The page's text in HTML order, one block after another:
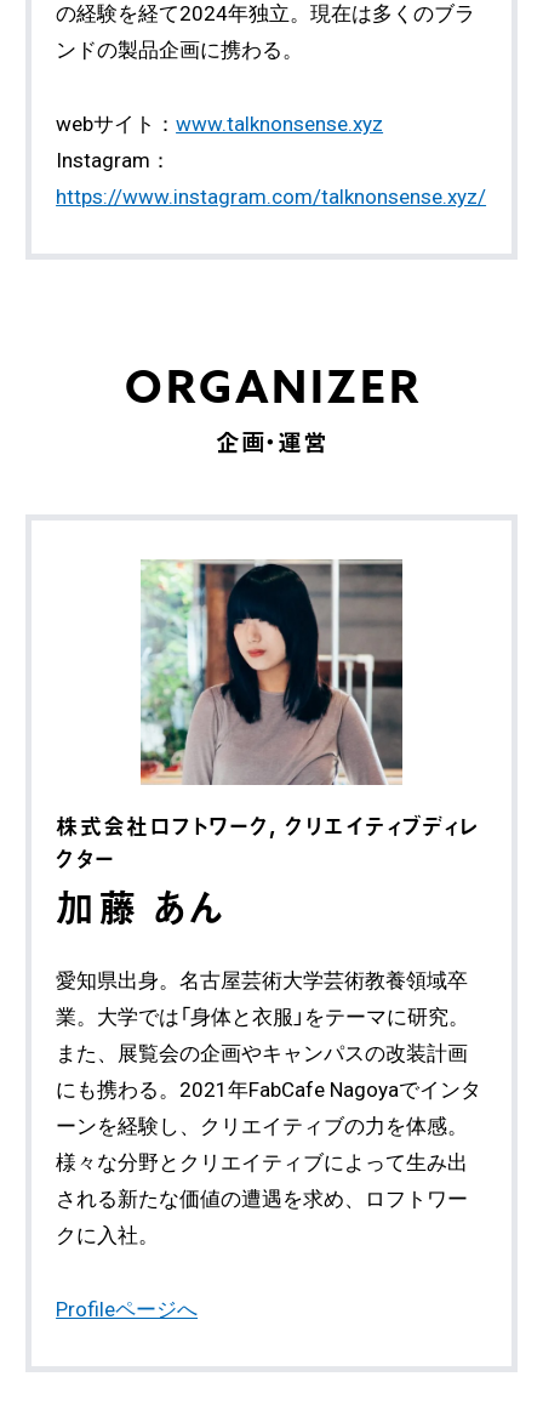
の経験を経て2024年独立。現在は多くのブラ
ンドの製品企画に携わる。
webサイト：www.talknonsense.xyz
Instagram：
https://www.instagram.com/talknonsense.xyz/
ORGANIZER
企画・運営
株式会社ロフトワーク, クリエイティブディレ
クター
加藤 あん
愛知県出身。名古屋芸術大学芸術教養領域卒
業。大学では「身体と衣服」をテーマに研究。
また、展覧会の企画やキャンパスの改装計画
にも携わる。2021年FabCafe Nagoyaでインタ
ーンを経験し、クリエイティブの力を体感。
様々な分野とクリエイティブによって生み出
される新たな価値の遭遇を求め、ロフトワー
クに入社。
Profileページへ